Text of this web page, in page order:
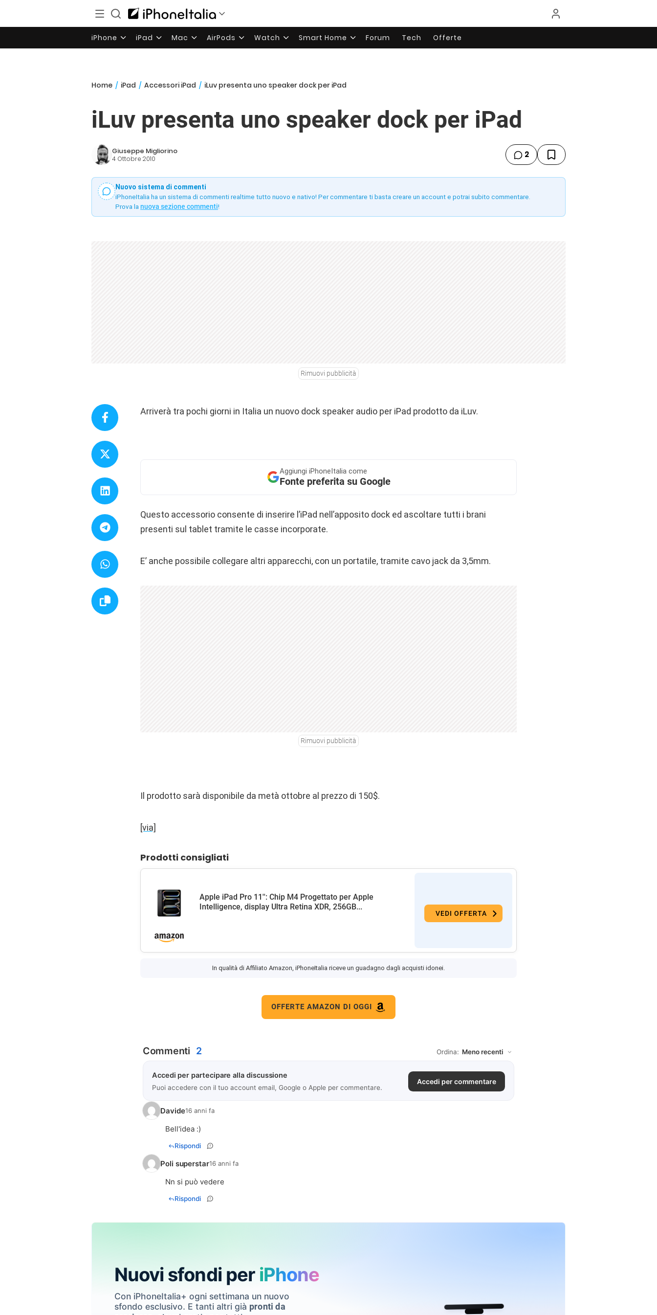
iPhone iPad Mac AirPods Watch Smart Home Forum Tech Offerte
Home / iPad / Accessori iPad / iLuv presenta uno speaker dock per iPad
iLuv presenta uno speaker dock per iPad
Giuseppe Migliorino
4 Ottobre 2010 2
Nuovo sistema di commenti
iPhoneItalia ha un sistema di commenti realtime tutto nuovo e nativo! Per commentare ti basta creare un account e potrai subito commentare.
Prova la nuova sezione commenti!
Rimuovi pubblicità
Arriverà tra pochi giorni in Italia un nuovo dock speaker audio per iPad prodotto da iLuv.
Aggiungi iPhoneItalia come
Fonte preferita su Google
Questo accessorio consente di inserire l’iPad nell’apposito dock ed ascoltare tutti i brani
presenti sul tablet tramite le casse incorporate.
E’ anche possibile collegare altri apparecchi, con un portatile, tramite cavo jack da 3,5mm.
Rimuovi pubblicità
Il prodotto sarà disponibile da metà ottobre al prezzo di 150$.
[via]
Prodotti consigliati
Apple iPad Pro 11'': Chip M4 Progettato per Apple
Intelligence, display Ultra Retina XDR, 256GB...
VEDI OFFERTA
In qualità di Affiliato Amazon, iPhoneItalia riceve un guadagno dagli acquisti idonei.
OFFERTE AMAZON DI OGGI
Commenti 2 Ordina:
Accedi per partecipare alla discussione
Puoi accedere con il tuo account email, Google o Apple per commentare.
Accedi per commentare
Davide16 anni fa
Bell'idea :)
Rispondi
Poli superstar16 anni fa
Nn si può vedere
Rispondi
Nuovi sfondi per iPhone
Con iPhoneItalia+ ogni settimana un nuovo
sfondo esclusivo. E tanti altri già pronti da